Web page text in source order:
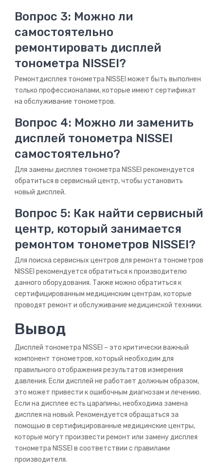
Вопрос 3: Можно ли
самостоятельно
ремонтировать дисплей
тонометра NISSEI?
Ремонтдисплея тонометра NISSEI может быть выполнен
только профессионалами, которые имеют сертификат
на обслуживание тонометров.
Вопрос 4: Можно ли заменить
дисплей тонометра NISSEI
самостоятельно?
Для замены дисплея тонометра NISSEI рекомендуется
обратиться в сервисный центр, чтобы установить
новый дисплей.
Вопрос 5: Как найти сервисный
центр, который занимается
ремонтом тонометров NISSEI?
Для поиска сервисных центров для ремонта тонометров
NISSEI рекомендуется обратиться к производителю
данного оборудования. Также можно обратиться к
сертифицированным медицинским центрам, которые
проводят ремонт и обслуживание медицинской техники.
Вывод
Дисплей тонометра NISSEI – это критически важный
компонент тонометров, который необходим для
правильного отображения результатов измерения
давления. Если дисплей не работает должным образом,
это может привести к ошибочным диагнозам и лечению.
Если на дисплее есть царапины, необходима замена
дисплея на новый. Рекомендуется обращаться за
помощью в сертифицированные медицинские центры,
которые могут произвести ремонт или замену дисплея
тонометра NISSEI в соответствии с правилами
производителя.